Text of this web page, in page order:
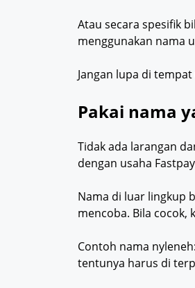
Atau secara spesifik
menggunakan nama
Jangan lupa di
Pakai nama
Tidak ada larangan
dengan usaha
Nama di luar lingkup
mencoba. Bila cocok,
Contoh nama
tentunya harus di